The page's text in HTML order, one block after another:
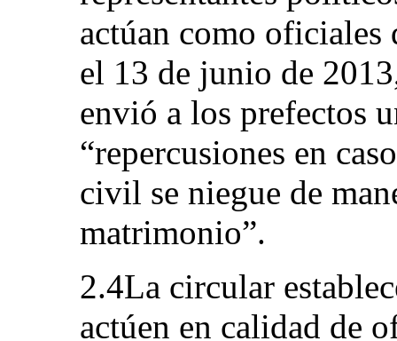
actúan como
el 13 de junio de
envió a los prefectos
“repercusiones en
civil se niegue de
matrimonio”.
2.4La circular
actúen en calidad de